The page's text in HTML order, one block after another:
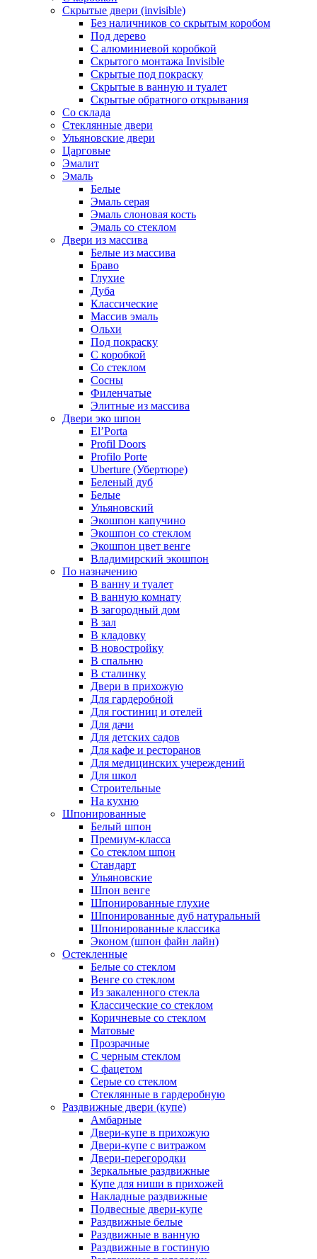
Скрытые двери (invisible)
Без наличников со скрытым коробом
Под дерево
С алюминиевой коробкой
Скрытого монтажа Invisible
Скрытые под покраску
Скрытые в ванную и туалет
Скрытые обратного открывания
Со склада
Стеклянные двери
Ульяновские двери
Царговые
Эмалит
Эмаль
Белые
Эмаль серая
Эмаль слоновая кость
Эмаль со стеклом
Двери из массива
Белые из массива
Браво
Глухие
Дуба
Классические
Массив эмаль
Ольхи
Под покраску
С коробкой
Со стеклом
Сосны
Филенчатые
Элитные из массива
Двери эко шпон
El’Porta
Profil Doors
Profilo Porte
Uberture (Убертюре)
Беленый дуб
Белые
Ульяновский
Экошпон капучино
Экошпон со стеклом
Экошпон цвет венге
Владимирский экошпон
По назначению
В ванну и туалет
В ванную комнату
В загородный дом
В зал
В кладовку
В новостройку
В спальню
В сталинку
Двери в прихожую
Для гардеробной
Для гостиниц и отелей
Для дачи
Для детских садов
Для кафе и ресторанов
Для медицинских учереждений
Для школ
Строительные
На кухню
Шпонированные
Белый шпон
Премиум-класса
Со стеклом шпон
Стандарт
Ульяновские
Шпон венге
Шпонированные глухие
Шпонированные дуб натуральный
Шпонированные классика
Эконом (шпон файн лайн)
Остекленные
Белые со стеклом
Венге со стеклом
Из закаленного стекла
Классические со стеклом
Коричневые со стеклом
Матовые
Прозрачные
С черным стеклом
С фацетом
Серые со стеклом
Стеклянные в гардеробную
Раздвижные двери (купе)
Амбарные
Двери-купе в прихожую
Двери-купе с витражом
Двери-перегородки
Зеркальные раздвижные
Купе для ниши в прихожей
Накладные раздвижные
Подвесные двери-купе
Раздвижные белые
Раздвижные в ванную
Раздвижные в гостиную